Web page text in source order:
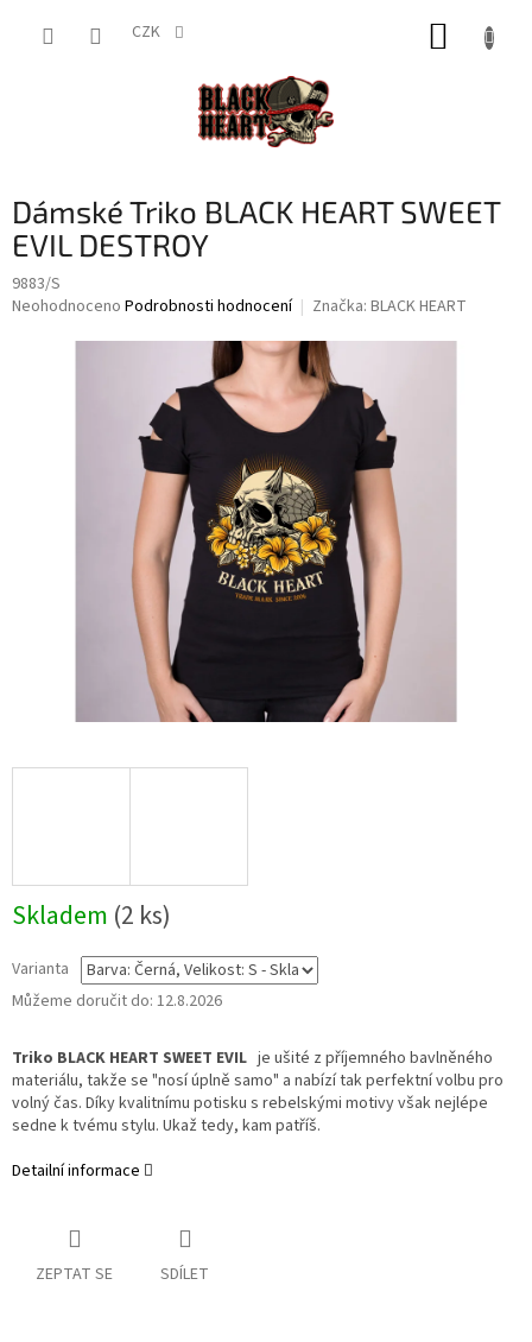
CZK
Dámské Triko BLACK HEART SWEET
EVIL DESTROY
9883/S
Průměrné
Neohodnoceno Podrobnosti hodnocení Značka: BLACK HEART
Skladem (2 ks)
Varianta
Můžeme doručit do: 12.8.2026
Triko BLACK HEART SWEET EVIL je ušité z příjemného bavlněného
materiálu, takže se "nosí úplně samo" a nabízí tak perfektní volbu pro
volný čas. Díky kvalitnímu potisku s rebelskými motivy však nejlépe
sedne k tvému stylu. Ukaž tedy, kam patříš.
Detailní informace
ZEPTAT SE SDÍLET